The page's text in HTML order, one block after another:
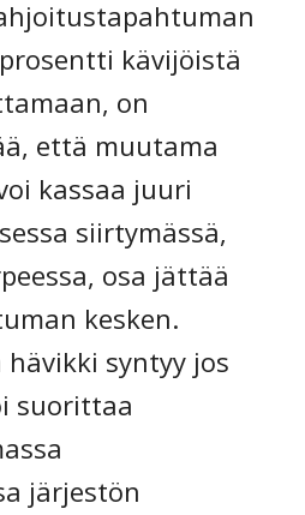
kävijöistä
on
että muutama
kassaa juuri
siirtymässä,
osa jättää
kesken.
syntyy jos
suorittaa
järjestön